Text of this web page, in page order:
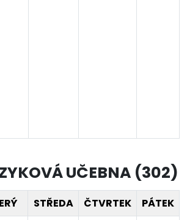
UČEBNA (302)
STŘEDA ČTVRTEK PÁTEK